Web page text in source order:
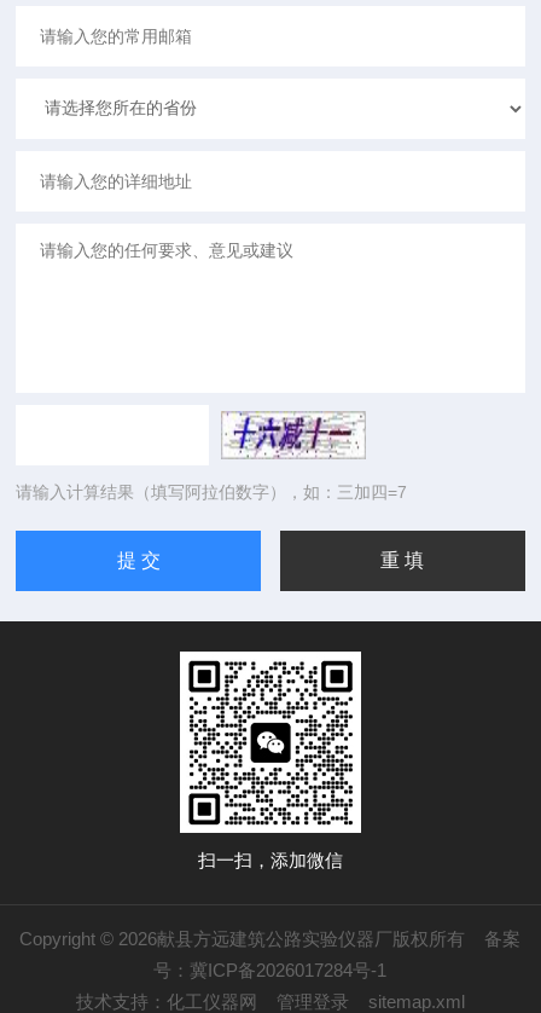
请输入计算结果（填写阿拉伯数字），如：三加四=7
扫一扫，添加微信
Copyright © 2026献县方远建筑公路实验仪器厂版权所有 备案
号：冀ICP备2026017284号-1
技术支持： 化工仪器网 管理登录 sitemap.xml